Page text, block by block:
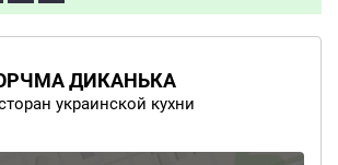
ДИКАНЬКА
украинской кухни